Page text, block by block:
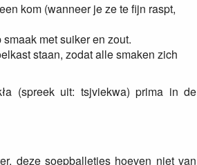
kom (wanneer je ze te fijn raspt,
met suiker en zout.
staan, zodat alle smaken zich
(spreek uit: tsjviekwa) prima in de
deze soepballetjes hoeven niet van